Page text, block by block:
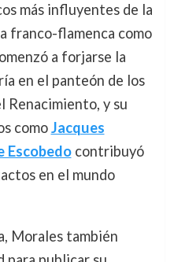
más influyentes de la
franco-flamenca como
a forjarse la
en el panteón de los
Renacimiento, y su
comoJacques
Escobedocontribuyó
en el mundo
Morales también